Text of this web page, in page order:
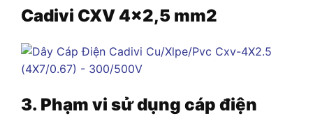
Cadivi CXV 4×2,5 mm2
3. Phạm vi sử dụng cáp điện